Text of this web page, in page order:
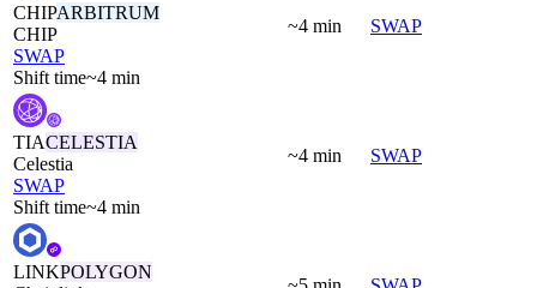
CHIPARBITRUM
CHIP
SWAP
Shift time~4 min
~4 min SWAP
TIACELESTIA
Celestia
SWAP
Shift time~4 min
~4 min SWAP
LINKPOLYGON